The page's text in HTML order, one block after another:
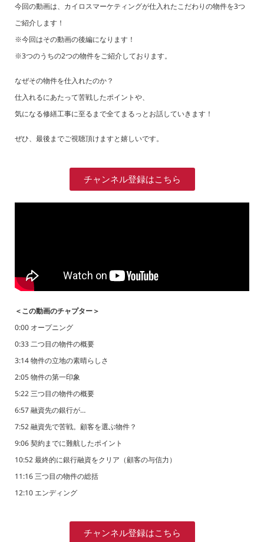
今回の動画は、カイロスマーケティングが仕入れたこだわりの物件を3つ
ご紹介します！
※今回はその動画の後編になります！
※3つのうちの2つの物件をご紹介しております。
なぜその物件を仕入れたのか？
仕入れるにあたって苦戦したポイントや、
気になる修繕工事に至るまで全てまるっとお話していきます！
ぜひ、最後までご視聴頂けますと嬉しいです。
チャンネル登録はこちら
＜この動画のチャプター＞
0:00 オープニング
0:33 二つ目の物件の概要
3:14 物件の立地の素晴らしさ
2:05 物件の第一印象
5:22 三つ目の物件の概要
6:57 融資先の銀行が…
7:52 融資先で苦戦。顧客を選ぶ物件？
9:06 契約までに難航したポイント
10:52 最終的に銀行融資をクリア（顧客の与信力）
11:16 三つ目の物件の総括
12:10 エンディング
チャンネル登録はこちら